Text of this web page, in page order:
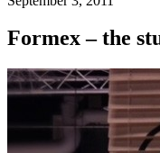
Formex – the